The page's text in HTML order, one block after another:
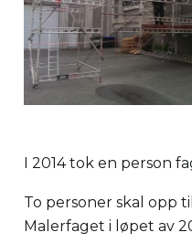
I 2014 tok en person
To personer skal opp
Malerfaget i løpet av